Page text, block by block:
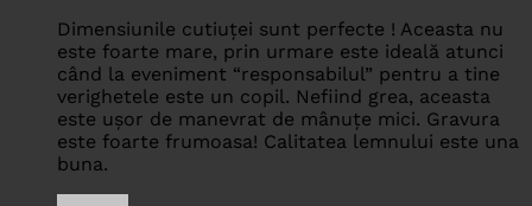
Dimensiunile cutiuței sunt perfecte ! Aceasta nu
este foarte mare, prin urmare este ideală atunci
când la eveniment “responsabilul” pentru a tine
verighetele este un copil. Nefiind grea, aceasta
este ușor de manevrat de mânuțe mici. Gravura
este foarte frumoasa! Calitatea lemnului este una
buna.